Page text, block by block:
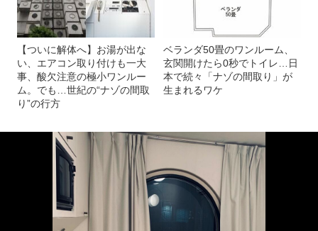
【ついに解体へ】お湯が出な
い、エアコン取り付けも一大
事、酸欠注意の極小ワンルー
ム。でも…世紀の“ナゾの間取
り”の行方
ベランダ50畳のワンルーム、
玄関開けたら0秒でトイレ…日
本で続々「ナゾの間取り」が
生まれるワケ